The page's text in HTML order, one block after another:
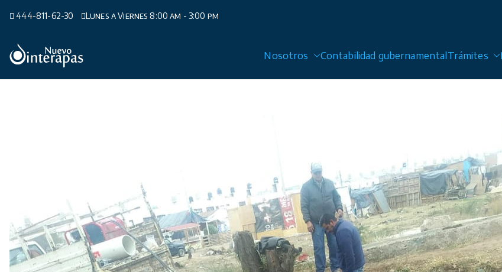
444-811-62-30 Lunes a Viernes 8:00 am - 3:00 pm
Organismo Operador de Agua Potable, Alcantarillado y Saneamiento de San Luis
Nosotros Contabilidad gubernamentalTrámites